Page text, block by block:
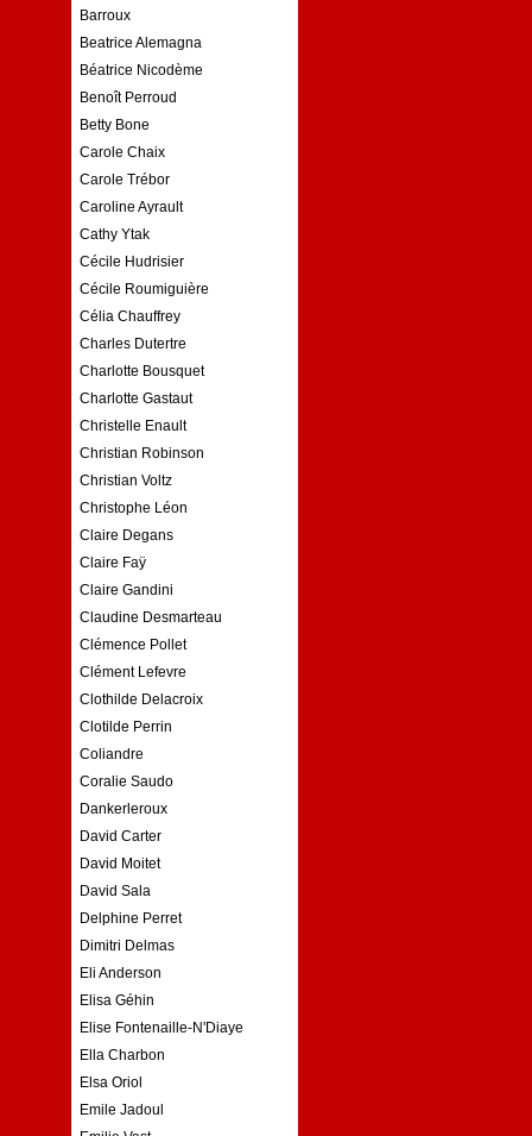
Barroux
Beatrice Alemagna
Béatrice Nicodème
Benoît Perroud
Betty Bone
Carole Chaix
Carole Trébor
Caroline Ayrault
Cathy Ytak
Cécile Hudrisier
Cécile Roumiguière
Célia Chauffrey
Charles Dutertre
Charlotte Bousquet
Charlotte Gastaut
Christelle Enault
Christian Robinson
Christian Voltz
Christophe Léon
Claire Degans
Claire Faÿ
Claire Gandini
Claudine Desmarteau
Clémence Pollet
Clément Lefevre
Clothilde Delacroix
Clotilde Perrin
Coliandre
Coralie Saudo
Dankerleroux
David Carter
David Moitet
David Sala
Delphine Perret
Dimitri Delmas
Eli Anderson
Elisa Géhin
Elise Fontenaille-N'Diaye
Ella Charbon
Elsa Oriol
Emile Jadoul